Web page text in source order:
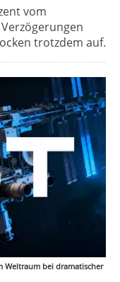
vom
trotzdem auf.
Weltraum bei dramatischer